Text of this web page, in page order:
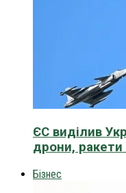
ЄС виділив
дрони, ракети
Бізнес